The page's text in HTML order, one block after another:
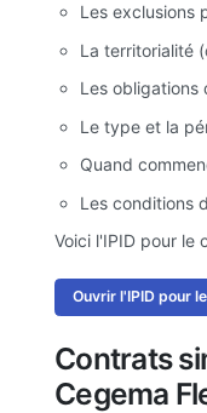
Les exclusions
La territorialité
Les obligations
Le type et la
Quand
Les conditions
Voici l'IPID pour le
Ouvrir l'IPID pour
Contrats
Cegema